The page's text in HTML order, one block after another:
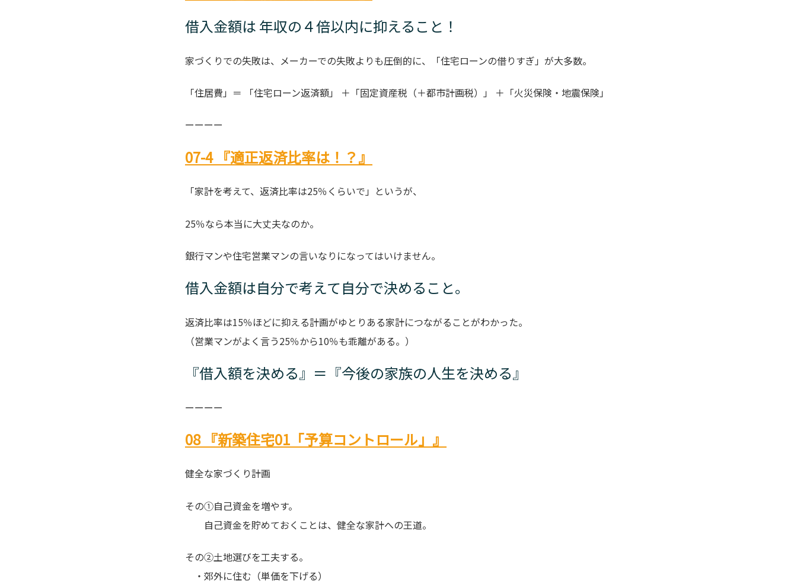
借入金額は 年収の４倍以内に抑えること！
家づくりでの失敗は、メーカーでの失敗よりも圧倒的に、「住宅ローンの借りすぎ」が大多数。
「住居費」＝ 「住宅ローン返済額」 ＋「固定資産税（＋都市計画税）」 ＋「火災保険・地震保険」
ーーーー
07-4 『適正返済比率は！？』
「家計を考えて、返済比率は25％くらいで」というが、
25％なら本当に大丈夫なのか。
銀行マンや住宅営業マンの言いなりになってはいけません。
借入金額は自分で考えて自分で決めること。
返済比率は15％ほどに抑える計画がゆとりある家計につながることがわかった。
（営業マンがよく言う25％から10％も乖離がある。）
『借入額を決める』＝『今後の家族の人生を決める』
ーーーー
08 『新築住宅01「予算コントロール」』
健全な家づくり計画
その①自己資金を増やす。
自己資金を貯めておくことは、健全な家計への王道。
その②土地選びを工夫する。
・郊外に住む（単価を下げる）